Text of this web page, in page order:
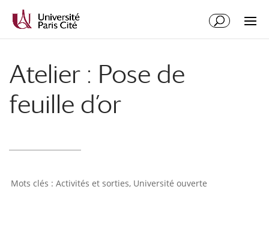
Atelier : Pose de
feuille d’or
Activités et sorties, Université ouverte